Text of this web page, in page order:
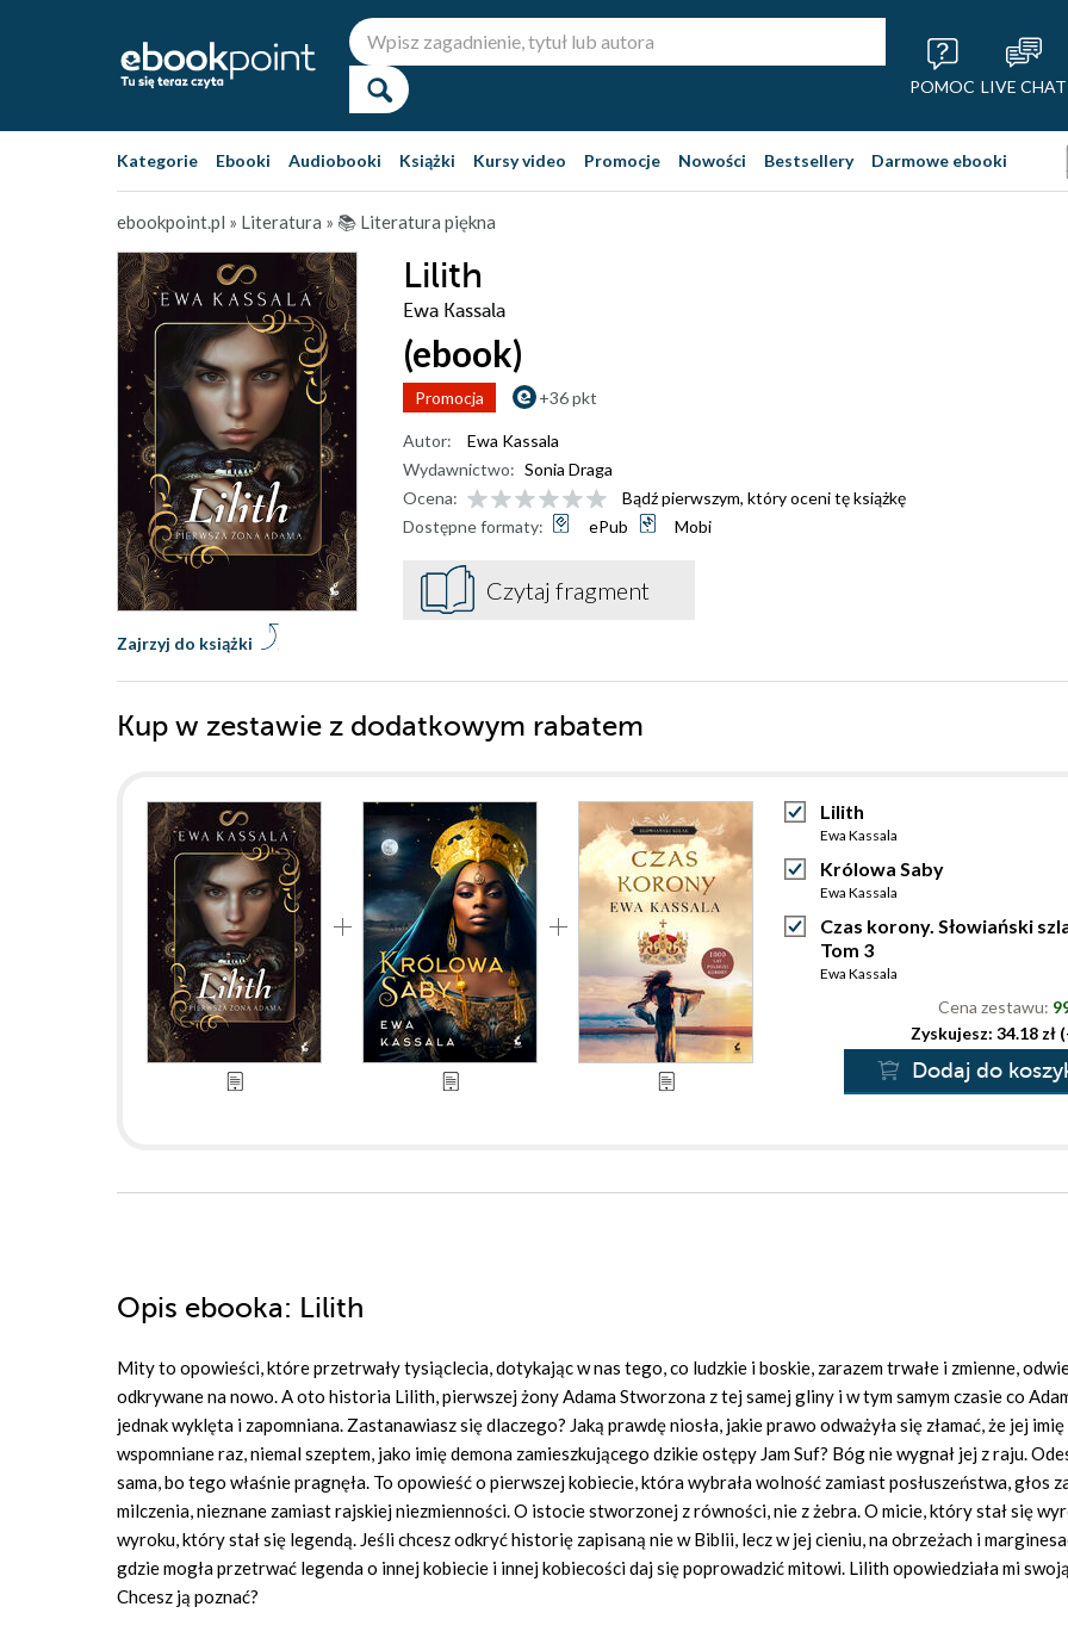
POMOC LIVE CHAT
Kategorie Ebooki Audiobooki Książki Kursy video Promocje Nowości Bestsellery Darmowe ebooki
ebookpoint.pl » Literatura » 📚 Literatura piękna
Lilith
Ewa Kassala
(ebook)
Promocja +36 pkt
Zajrzyj do książki
Autor:
Ewa Kassala
Wydawnictwo: Sonia Draga
Ocena:
Bądź pierwszym, który oceni tę książkę
Dostępne formaty:
ePub Mobi
Czytaj fragment
Kup w zestawie z dodatkowym rabatem
Lilith
Ewa Kassala
Królowa Saby
Ewa Kassala
Czas korony. Słowiański
Tom 3
Ewa Kassala
Cena zestawu:
Zyskujesz: 34.18 zł
Dodaj do
Opis ebooka: Lilith
Mity to opowieści, które przetrwały tysiąclecia, dotykając w nas tego, co ludzkie i boskie, zarazem trwałe i zmienne,
odkrywane na nowo. A oto historia Lilith, pierwszej żony Adama Stworzona z tej samej gliny i w tym samym czasie co
jednak wyklęta i zapomniana. Zastanawiasz się dlaczego? Jaką prawdę niosła, jakie prawo odważyła się złamać, że jej
wspomniane raz, niemal szeptem, jako imię demona zamieszkującego dzikie ostępy Jam Suf? Bóg nie wygnał jej z raju.
sama, bo tego właśnie pragnęła. To opowieść o pierwszej kobiecie, która wybrała wolność zamiast posłuszeństwa, głos
milczenia, nieznane zamiast rajskiej niezmienności. O istocie stworzonej z równości, nie z żebra. O micie, który stał się
wyroku, który stał się legendą. Jeśli chcesz odkryć historię zapisaną nie w Biblii, lecz w jej cieniu, na obrzeżach i
gdzie mogła przetrwać legenda o innej kobiecie i innej kobiecości daj się poprowadzić mitowi. Lilith opowiedziała mi
Chcesz ją poznać?